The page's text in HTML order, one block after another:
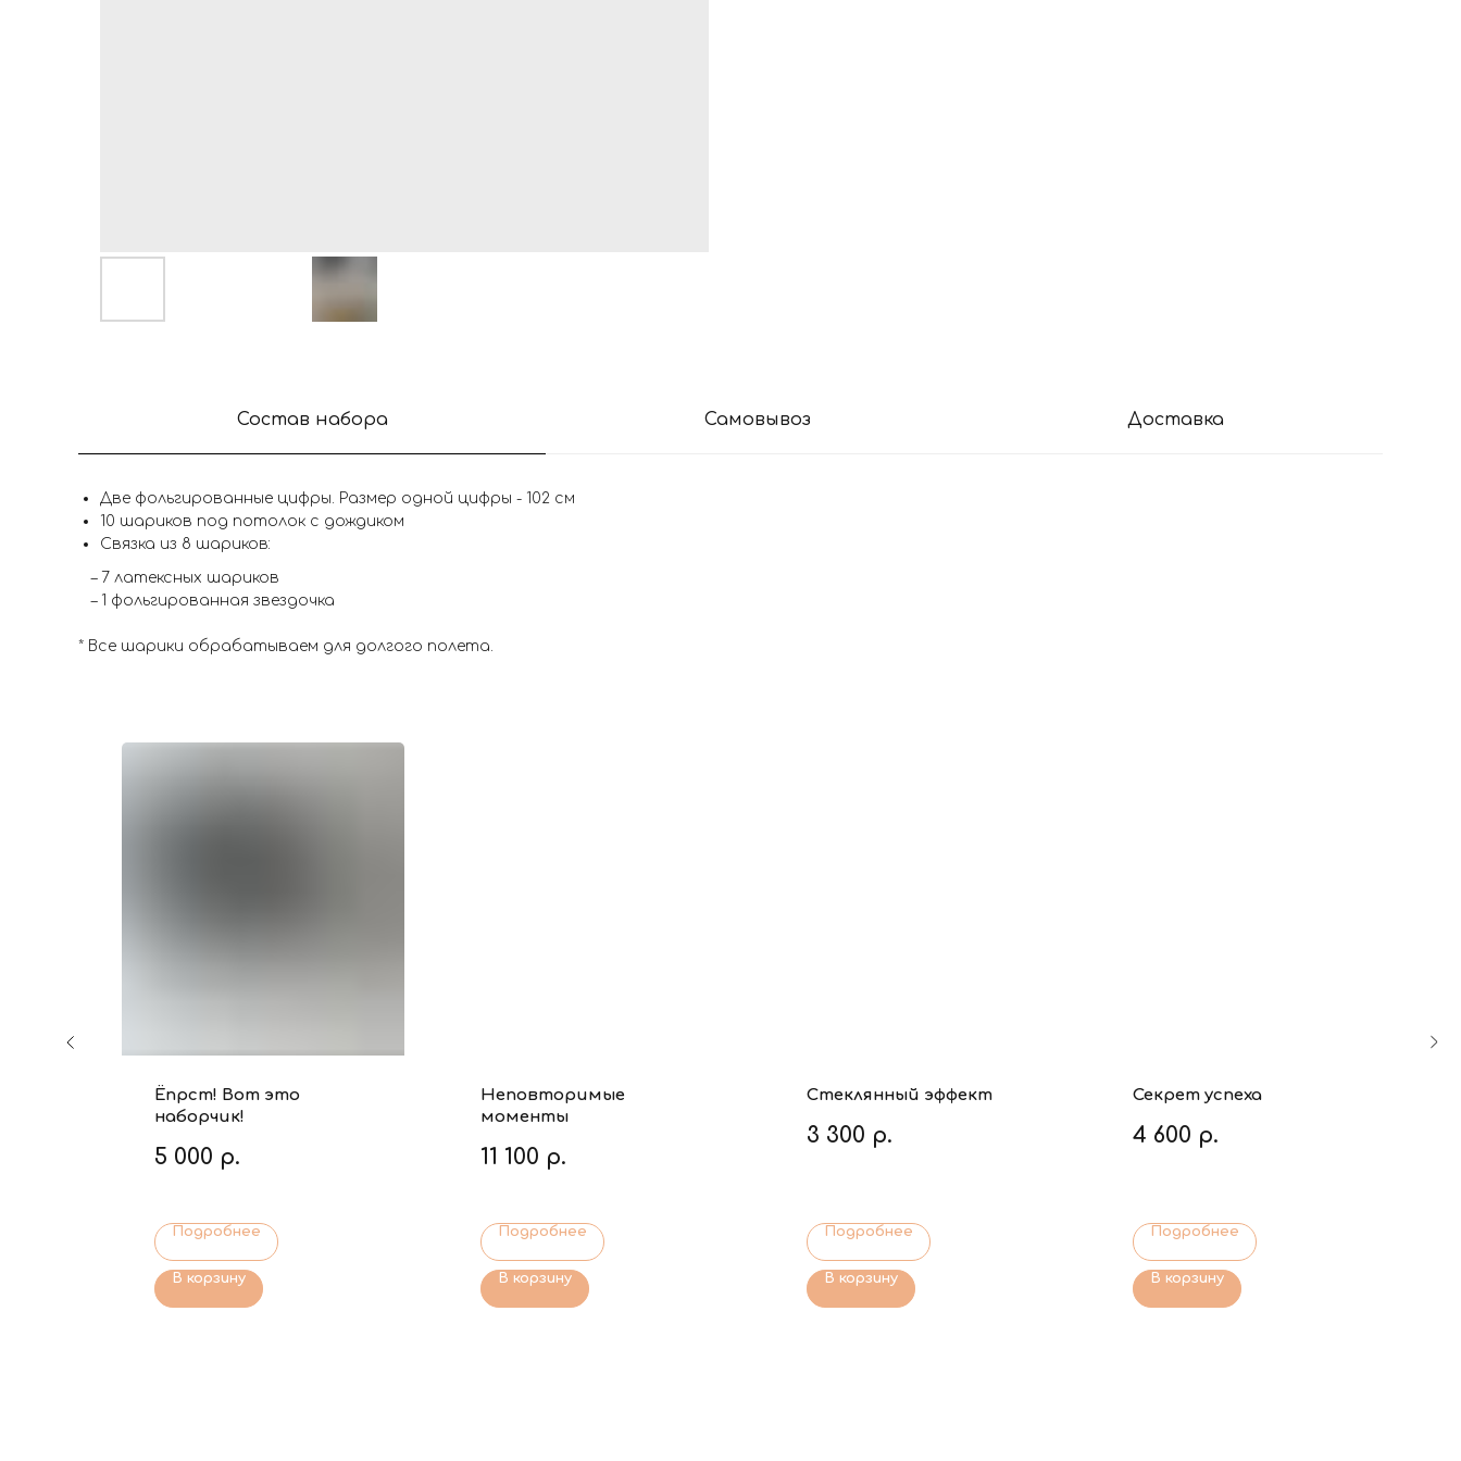
Состав набора Самовывоз Доставка
Две фольгированные цифры. Размер одной цифры - 102 см
10 шариков под потолок с дождиком
Связка из 8 шариков:
– 7 латексных шариков
– 1 фольгированная звездочка
* Все шарики обрабатываем для долгого полета.
Ёпрст! Вот это
наборчик!
5 000 р.
Подробнее
В корзину
Неповторимые
моменты
11 100 р.
Подробнее
В корзину
Стеклянный эффект
3 300 р.
Подробнее
В корзину
Секрет успеха
4 600 р.
Подробнее
В корзину